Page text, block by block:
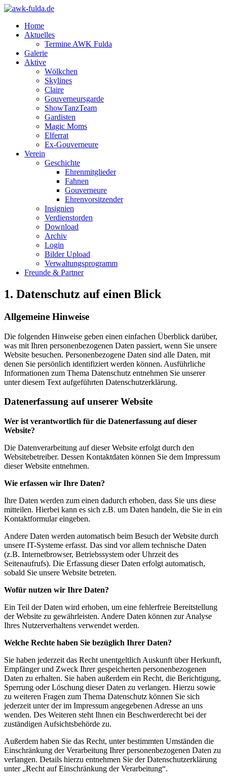
Home
Aktuelles
Termine AWK Fulda
Galerie
Aktive
Wölkchen
Skylines
Claire
Gouverneursgarde
ShowTanzTeam
Gardisten
Magic Moms
Elferrat
Ex-Gouverneure
Verein
Geschichte
Ehrenmitglieder
Fahnen
Gouverneure
Ehrenvorsitzender
Insignien
Verdienstorden
Download
Archiv
Login
Bilder Upload
Verwaltungsprogramm
Freunde & Partner
1. Datenschutz auf einen Blick
Allgemeine Hinweise
Die folgenden Hinweise geben einen einfachen Überblick darüber,
was mit Ihren personenbezogenen Daten passiert, wenn Sie unsere
Website besuchen. Personenbezogene Daten sind alle Daten, mit
denen Sie persönlich identifiziert werden können. Ausführliche
Informationen zum Thema Datenschutz entnehmen Sie unserer
unter diesem Text aufgeführten Datenschutzerklärung.
Datenerfassung auf unserer Website
Wer ist verantwortlich für die Datenerfassung auf dieser
Website?
Die Datenverarbeitung auf dieser Website erfolgt durch den
Websitebetreiber. Dessen Kontaktdaten können Sie dem Impressum
dieser Website entnehmen.
Wie erfassen wir Ihre Daten?
Ihre Daten werden zum einen dadurch erhoben, dass Sie uns diese
mitteilen. Hierbei kann es sich z.B. um Daten handeln, die Sie in ein
Kontaktformular eingeben.
Andere Daten werden automatisch beim Besuch der Website durch
unsere IT-Systeme erfasst. Das sind vor allem technische Daten
(z.B. Internetbrowser, Betriebssystem oder Uhrzeit des
Seitenaufrufs). Die Erfassung dieser Daten erfolgt automatisch,
sobald Sie unsere Website betreten.
Wofür nutzen wir Ihre Daten?
Ein Teil der Daten wird erhoben, um eine fehlerfreie Bereitstellung
der Website zu gewährleisten. Andere Daten können zur Analyse
Ihres Nutzerverhaltens verwendet werden.
Welche Rechte haben Sie bezüglich Ihrer Daten?
Sie haben jederzeit das Recht unentgeltlich Auskunft über Herkunft,
Empfänger und Zweck Ihrer gespeicherten personenbezogenen
Daten zu erhalten. Sie haben außerdem ein Recht, die Berichtigung,
Sperrung oder Löschung dieser Daten zu verlangen. Hierzu sowie
zu weiteren Fragen zum Thema Datenschutz können Sie sich
jederzeit unter der im Impressum angegebenen Adresse an uns
wenden. Des Weiteren steht Ihnen ein Beschwerderecht bei der
zuständigen Aufsichtsbehörde zu.
Außerdem haben Sie das Recht, unter bestimmten Umständen die
Einschränkung der Verarbeitung Ihrer personenbezogenen Daten zu
verlangen. Details hierzu entnehmen Sie der Datenschutzerklärung
unter „Recht auf Einschränkung der Verarbeitung“.